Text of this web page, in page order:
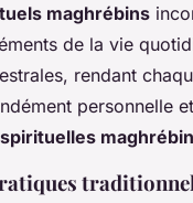
maghrébins
de la vie
rendant
personnelle